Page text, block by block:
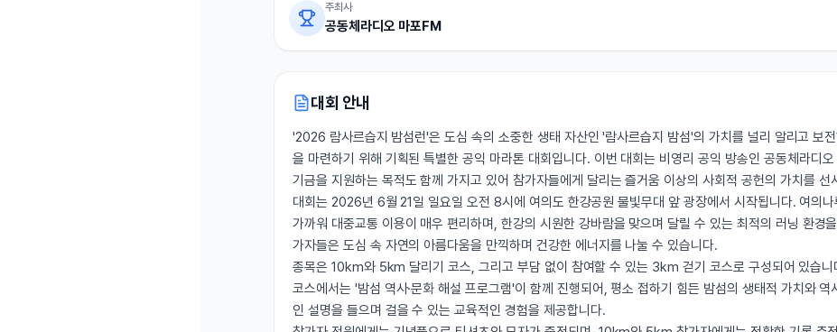
주최사
공동체라디오 마포FM
대회 안내
'2026 람사르습지 밤섬런'은 도심 속의 소중한 생태 자산인 '람사르습지 밤섬'의 가치를 널리 알리고 보
을 마련하기 위해 기획된 특별한 공익 마라톤 대회입니다. 이번 대회는 비영리 공익 방송인 공동체라디
기금을 지원하는 목적도 함께 가지고 있어 참가자들에게 달리는 즐거움 이상의 사회적 공헌의 가치를 선
대회는 2026년 6월 21일 일요일 오전 8시에 여의도 한강공원 물빛무대 앞 광장에서 시작됩니다. 여의
가까워 대중교통 이용이 매우 편리하며, 한강의 시원한 강바람을 맞으며 달릴 수 있는 최적의 러닝 환경
가자들은 도심 속 자연의 아름다움을 만끽하며 건강한 에너지를 나눌 수 있습니다.
종목은 10km와 5km 달리기 코스, 그리고 부담 없이 참여할 수 있는 3km 걷기 코스로 구성되어 있습
코스에서는 '밤섬 역사·문화 해설 프로그램'이 함께 진행되어, 평소 접하기 힘든 밤섬의 생태적 가치와 역
인 설명을 들으며 걸을 수 있는 교육적인 경험을 제공합니다.